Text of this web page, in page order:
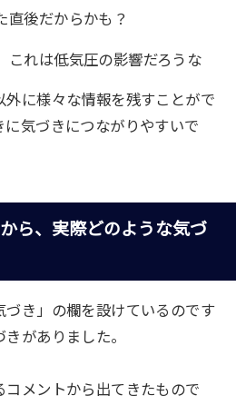
直後だからかも？
これは低気圧の影響だろうな
外に様々な情報を残すことがで
に気づきにつながりやすいで
ら、実際どのような気づ
づき」の欄を設けているのです
がありました。
コメントから出てきたもので